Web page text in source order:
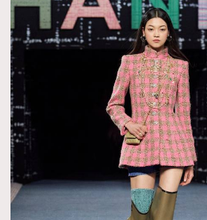
AFrenchMind
EmpowerF
FashionWeek